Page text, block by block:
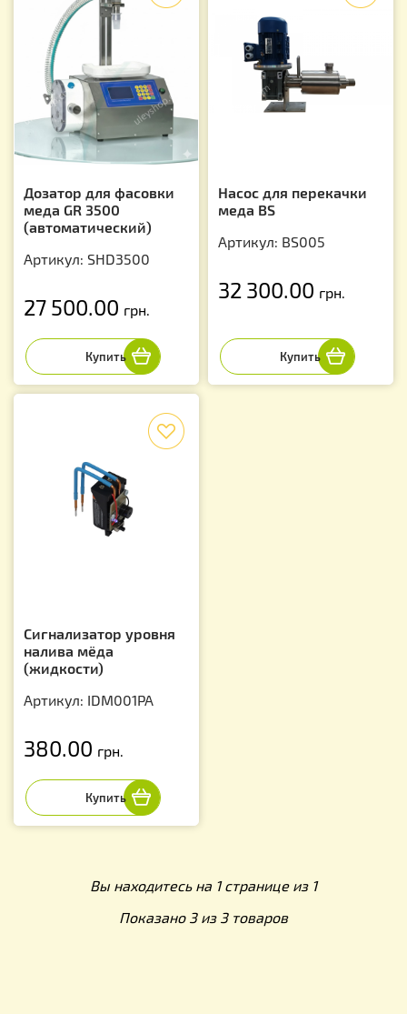
Дозатор для фасовки
меда GR 3500
(автоматический)
Артикул: SHD3500
27 500.00 грн.
Насос для перекачки
меда BS
Артикул: BS005
32 300.00 грн.
Сигнализатор уровня
налива мёда
(жидкости)
Артикул: IDM001PA
380.00 грн.
Вы находитесь на 1 странице из 1
Показано 3 из 3 товаров